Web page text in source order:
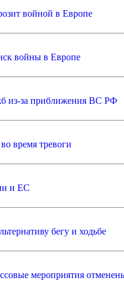
войной в Европе
войны в Европе
из-за приближения ВС РФ
время тревоги
и ЕС
бегу и ходьбе
мероприятия